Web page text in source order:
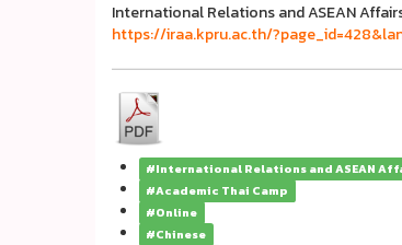
International Relations and ASEAN
https://iraa.kpru.ac.th/
#International Relations and ASEAN
#Academic Thai Camp
#Online
#Chinese